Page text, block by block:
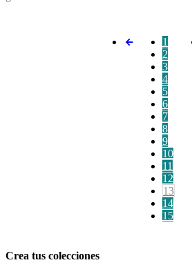
1
2
3
4
5
6
7
8
9
10
11
12
13
14
15
Crea tus colecciones